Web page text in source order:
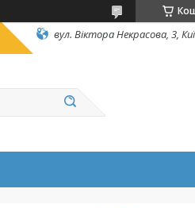
вул. Вiктора Некрасова, 3,